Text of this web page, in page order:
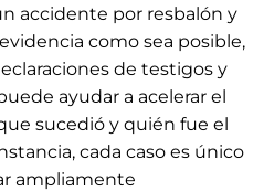
accidente por resbalón y
como sea posible,
de testigos y
ayudar a acelerar el
sucedió y quién fue el
cada caso es único
ampliamente